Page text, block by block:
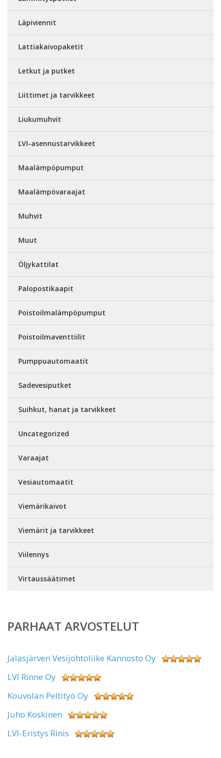
Läpiviennit
Lattiakaivopaketit
Letkut ja putket
Liittimet ja tarvikkeet
Liukumuhvit
LVI-asennustarvikkeet
Maalämpöpumput
Maalämpövaraajat
Muhvit
Muut
Öljykattilat
Palopostikaapit
Poistoilmalämpöpumput
Poistoilmaventtiilit
Pumppuautomaatit
Sadevesiputket
Suihkut, hanat ja tarvikkeet
Uncategorized
Varaajat
Vesiautomaatit
Viemärikaivot
Viemärit ja tarvikkeet
Viilennys
Virtaussäätimet
PARHAAT ARVOSTELUT
Jalasjärven Vesijohtoliike Kannosto Oy
LVI Rinne Oy
Kouvolan Peltityö Oy
Juho Koskinen
LVI-Eristys Rinis